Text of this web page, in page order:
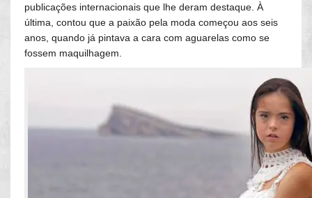
publicações internacionais que lhe deram destaque. À
última, contou que a paixão pela moda começou aos seis
anos, quando já pintava a cara com aguarelas como se
fossem maquilhagem.